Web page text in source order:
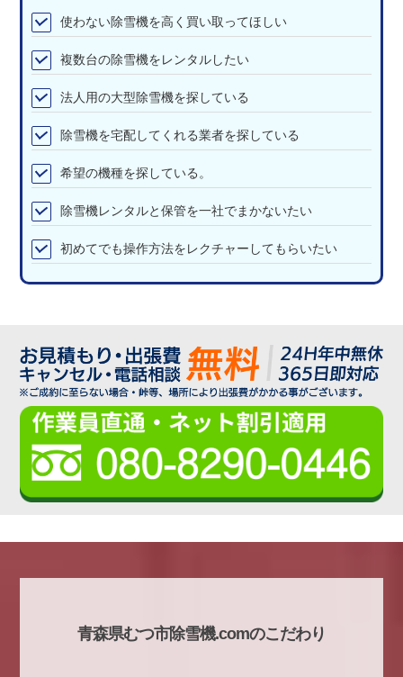
使わない除雪機を高く買い取ってほしい
複数台の除雪機をレンタルしたい
法人用の大型除雪機を探している
除雪機を宅配してくれる業者を探している
希望の機種を探している。
除雪機レンタルと保管を一社でまかないたい
初めてでも操作方法をレクチャーしてもらいたい
青森県むつ市除雪機.comのこだわり